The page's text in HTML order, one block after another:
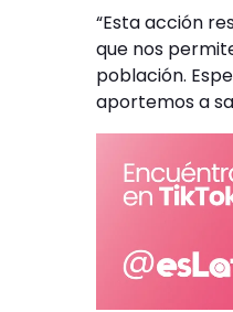
“Esta acción
que nos
población.
aportemos a